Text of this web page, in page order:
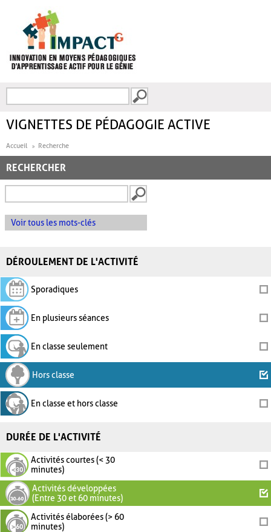
FORMULAIRE DE
VIGNETTES DE PÉDAGOGIE ACTIVE
Accueil Recherche
RECHERCHER
Voir tous les mots-clés
DÉROULEMENT DE L'ACTIVITÉ
Sporadiques
En plusieurs séances
En classe seulement
Hors classe
En classe et hors classe
DURÉE DE L'ACTIVITÉ
Activités courtes (< 30
minutes)
Activités développées
(Entre 30 et 60 minutes)
Activités élaborées (> 60
minutes)